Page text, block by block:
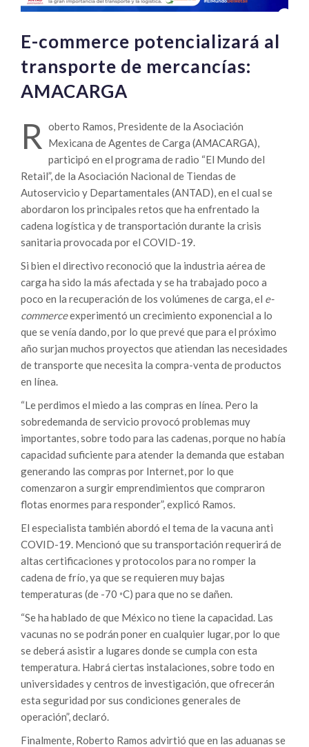
E-commerce potencializará al
transporte de mercancías:
AMACARGA
R oberto Ramos, Presidente de la Asociación
Mexicana de Agentes de Carga (AMACARGA),
participó en el programa de radio “El Mundo del
Retail”, de la Asociación Nacional de Tiendas de
Autoservicio y Departamentales (ANTAD), en el cual se
abordaron los principales retos que ha enfrentado la
cadena logística y de transportación durante la crisis
sanitaria provocada por el COVID-19.
Si bien el directivo reconoció que la industria aérea de
carga ha sido la más afectada y se ha trabajado poco a
poco en la recuperación de los volúmenes de carga, el e-
commerceexperimentó un crecimiento exponencial a lo
que se venía dando, por lo que prevé que para el próximo
año surjan muchos proyectos que atiendan las necesidades
de transporte que necesita la compra-venta de productos
en línea.
“Le perdimos el miedo a las compras en línea. Pero la
sobredemanda de servicio provocó problemas muy
importantes, sobre todo para las cadenas, porque no había
capacidad suficiente para atender la demanda que estaban
generando las compras por Internet, por lo que
comenzaron a surgir emprendimientos que compraron
flotas enormes para responder”, explicó Ramos.
El especialista también abordó el tema de la vacuna anti
COVID-19. Mencionó que su transportación requerirá de
altas certificaciones y protocolos para no romper la
cadena de frío, ya que se requieren muy bajas
temperaturas (de -70 𐩑C) para que no se dañen.
“Se ha hablado de que México no tiene la capacidad. Las
vacunas no se podrán poner en cualquier lugar, por lo que
se deberá asistir a lugares donde se cumpla con esta
temperatura. Habrá ciertas instalaciones, sobre todo en
universidades y centros de investigación, que ofrecerán
esta seguridad por sus condiciones generales de
operación”, declaró.
Finalmente, Roberto Ramos advirtió que en las aduanas se